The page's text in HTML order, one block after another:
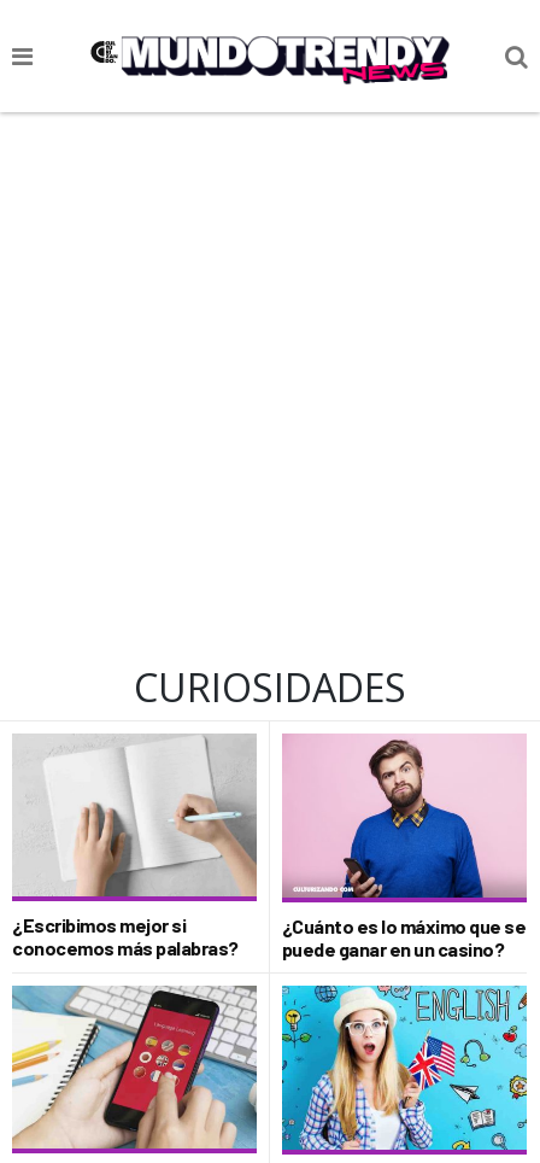
NOTICIAS
CURIOSIDADES
¿Escribimos mejor si
conocemos más palabras?
¿Cuánto es lo máximo que se
puede ganar en un casino?